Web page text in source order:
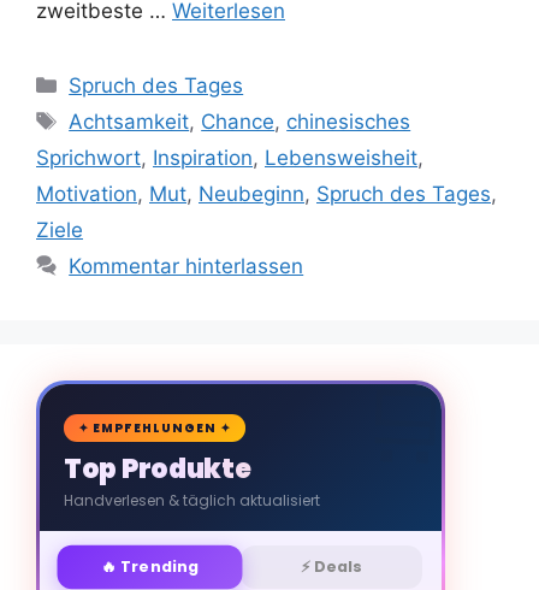
zweitbeste … Weiterlesen
Kategorien
Spruch des Tages
Schlagwörter
Achtsamkeit, Chance, chinesisches
Sprichwort, Inspiration, Lebensweisheit,
Motivation, Mut, Neubeginn, Spruch des Tages,
Ziele
Kommentar hinterlassen
🛒
✦ EMPFEHLUNGEN ✦
Top Produkte
Handverlesen & täglich aktualisiert
🔥 Trending ⚡ Deals